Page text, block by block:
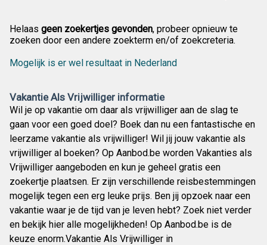
Helaas geen zoekertjes gevonden, probeer opnieuw te
zoeken door een andere zoekterm en/of zoekcreteria.
Mogelijk is er wel resultaat in Nederland
Vakantie Als Vrijwilliger informatie
Wil je op vakantie om daar als vrijwilliger aan de slag te
gaan voor een goed doel? Boek dan nu een fantastische en
leerzame vakantie als vrijwilliger! Wil jij jouw vakantie als
vrijwilliger al boeken? Op Aanbod.be worden Vakanties als
Vrijwilliger aangeboden en kun je geheel gratis een
zoekertje plaatsen. Er zijn verschillende reisbestemmingen
mogelijk tegen een erg leuke prijs. Ben jij opzoek naar een
vakantie waar je de tijd van je leven hebt? Zoek niet verder
en bekijk hier alle mogelijkheden! Op Aanbod.be is de
keuze enorm.Vakantie Als Vrijwilliger in